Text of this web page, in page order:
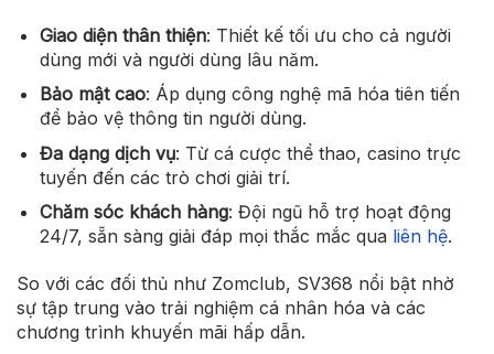
Giao diện thân thiện: Thiết kế tối ưu cho cả người
dùng mới và người dùng lâu năm.
Bảo mật cao: Áp dụng công nghệ mã hóa tiên tiến
để bảo vệ thông tin người dùng.
Đa dạng dịch vụ: Từ cá cược thể thao, casino trực
tuyến đến các trò chơi giải trí.
Chăm sóc khách hàng: Đội ngũ hỗ trợ hoạt động
24/7, sẵn sàng giải đáp mọi thắc mắc qua liên hệ.
So với các đối thủ như Zomclub, SV368 nổi bật nhờ
sự tập trung vào trải nghiệm cá nhân hóa và các
chương trình khuyến mãi hấp dẫn.